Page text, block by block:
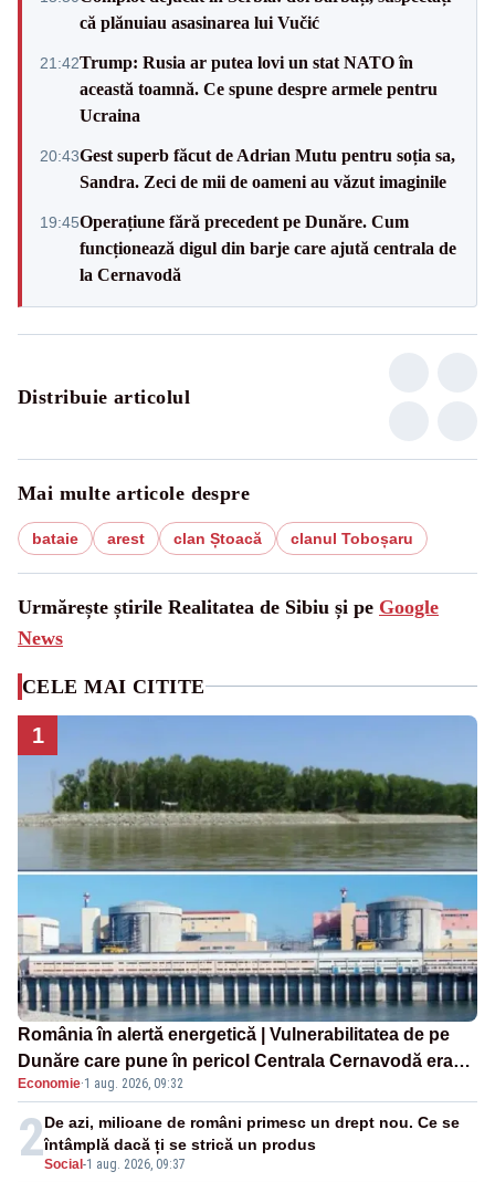
că plănuiau asasinarea lui Vučić
21:42Trump: Rusia ar putea lovi un stat NATO în
această toamnă. Ce spune despre armele pentru
Ucraina
20:43Gest superb făcut de Adrian Mutu pentru soția sa,
Sandra. Zeci de mii de oameni au văzut imaginile
19:45Operațiune fără precedent pe Dunăre. Cum
funcționează digul din barje care ajută centrala de
la Cernavodă
Distribuie articolul
Mai multe articole despre
bataie arest clan Ștoacă clanul Toboșaru
Urmărește știrile Realitatea de Sibiu și pe Google
News
CELE MAI CITITE
1
România în alertă energetică | Vulnerabilitatea de pe
Dunăre care pune în pericol Centrala Cernavodă era
cunoscută de pe vremea lui Ceaușescu
Economie·1 aug. 2026, 09:32
2Social -1 aug. 2026, 09:37
De azi, milioane de români primesc un drept nou. Ce se
întâmplă dacă ți se strică un produs